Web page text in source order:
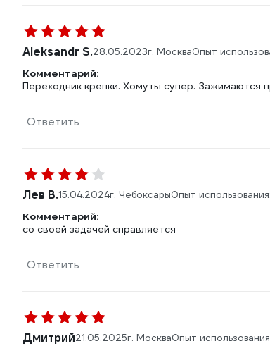
Aleksandr S.28.05.2023г. МоскваОпыт
Комментарий:
Переходник крепки. Хомуты супер. Зажимаются
Ответить
Лев В.15.04.2024г. ЧебоксарыОпыт
Комментарий:
со своей задачей справляется
Ответить
Дмитрий21.05.2025г. МоскваОпыт